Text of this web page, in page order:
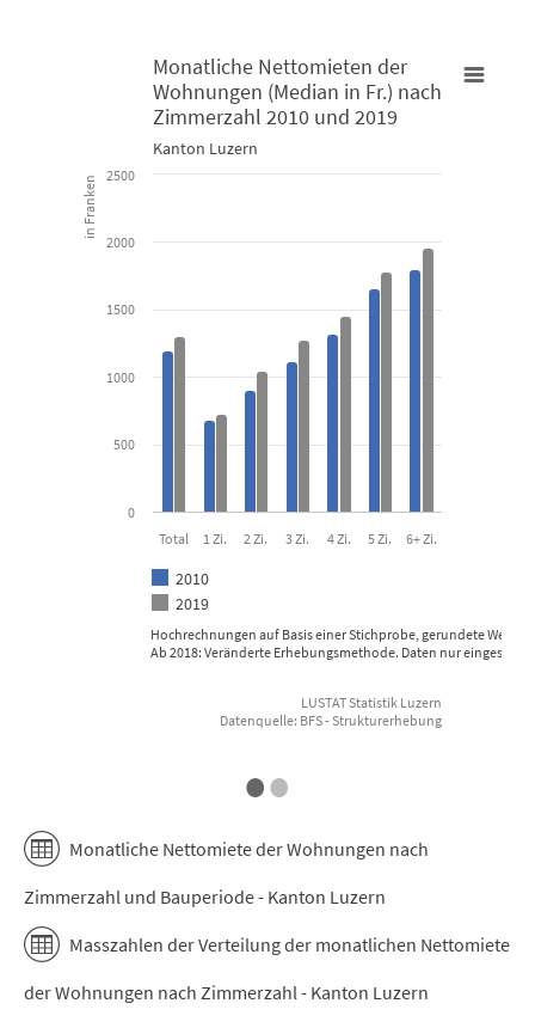
Monatliche Nettomieten der Wohnungen (Median in Fr.)
Bar chart with 2 data series.
Kanton Luzern
View as data table, Monatliche Nettomieten der
The chart has 1 X axis displaying categories.
The chart has 1 Y axis displaying in Franken. Data ranges from
Hochrechnungen auf Basis einer Stichprobe, gerundete Werte
Ab 2018: Veränderte Erhebungsmethode. Daten nur
in Franken
Monatliche Nettomieten der
Wohnungen (Median in Fr.) nach
Zimmerzahl 2010 und 2019
Kanton Luzern
2010
2019
Total 1 Zi. 2 Zi. 3 Zi. 4 Zi. 5 Zi. 6+ Zi.
0
500
1000
1500
2000
2500
LUSTAT Statistik Luzern
Datenquelle: BFS - Strukturerhebung
••
Monatliche Nettomiete der Wohnungen nach
Zimmerzahl und Bauperiode - Kanton Luzern
Masszahlen der Verteilung der monatlichen Nettomiete
der Wohnungen nach Zimmerzahl - Kanton Luzern